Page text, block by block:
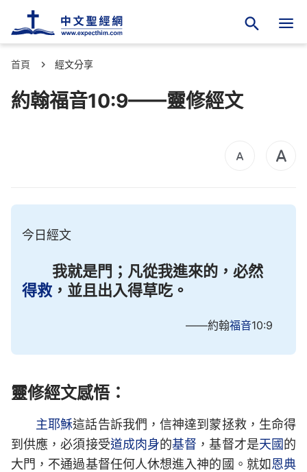
首頁 經文分享
約翰福音10:9——靈修經文
今日經文
我就是門；凡從我進來的，必然
得救 ，並且出入得草吃。
——約翰福音10:9
靈修經文感悟：
主耶穌這話告訴我們，信神達到蒙拯救，生命得
到供應，必須接受道成肉身的基督 ，基督才是天國的
大門，不通過基督任何人休想進入神的國。就如恩典